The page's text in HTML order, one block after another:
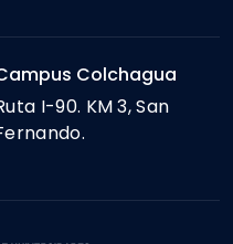
Colchagua
I-90. KM 3, San